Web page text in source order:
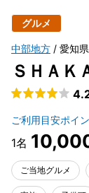
グルメ
中部地方 愛知県
ＳＨＡ
ご利用目安ポイ
ご当地グルメ